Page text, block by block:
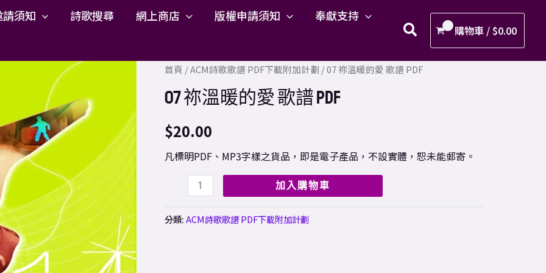
須知 詩歌搜尋 網上商店 版權申請須知 奉獻支持
購物車 /$0.00
首頁 /ACM詩歌歌譜 PDF下載附加計劃 / 07 祢溫暖的愛 歌譜 PDF
07 祢溫暖的愛 歌譜 PDF
$20.00
凡標明PDF、MP3字樣之貨品，即是電子產品，不設實體，恕未能郵寄。
07
溫
暖
的
愛
PDF
數
加入購物車
分類:ACM詩歌歌譜 PDF下載附加計劃
暖
歌
譜